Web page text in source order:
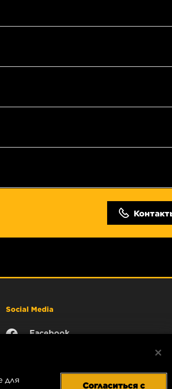
Social Media
Facebook
YouTube
для
Согласиться с